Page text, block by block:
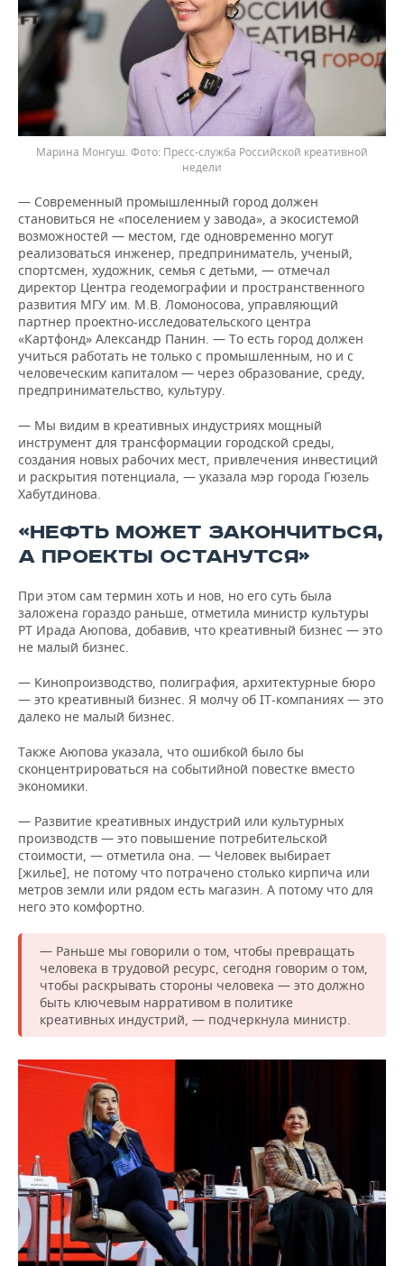
Марина Монгуш.
Пресс-служба Российской креативной
недели
— Современный промышленный город должен
становиться не «поселением у завода», а экосистемой
возможностей — местом, где одновременно могут
реализоваться инженер, предприниматель, ученый,
спортсмен, художник, семья с детьми, — отмечал
директор Центра геодемографии и пространственного
развития МГУ им. М.В. Ломоносова, управляющий
партнер проектно-исследовательского центра
«Картфонд» Александр Панин. — То есть город должен
учиться работать не только с промышленным, но и с
человеческим капиталом — через образование, среду,
предпринимательство, культуру.
— Мы видим в креативных индустриях мощный
инструмент для трансформации городской среды,
создания новых рабочих мест, привлечения инвестиций
и раскрытия потенциала, — указала мэр города Гюзель
Хабутдинова.
«НЕФТЬ МОЖЕТ ЗАКОНЧИТЬСЯ,
А ПРОЕКТЫ ОСТАНУТСЯ»
При этом сам термин хоть и нов, но его суть была
заложена гораздо раньше, отметила министр культуры
РТ Ирада Аюпова, добавив, что креативный бизнес — это
не малый бизнес.
— Кинопроизводство, полиграфия, архитектурные бюро
— это креативный бизнес. Я молчу об IТ-компаниях — это
далеко не малый бизнес.
Также Аюпова указала, что ошибкой было бы
сконцентрироваться на событийной повестке вместо
экономики.
— Развитие креативных индустрий или культурных
производств — это повышение потребительской
стоимости, — отметила она. — Человек выбирает
[жилье], не потому что потрачено столько кирпича или
метров земли или рядом есть магазин. А потому что для
него это комфортно.
— Раньше мы говорили о том, чтобы превращать
человека в трудовой ресурс, сегодня говорим о том,
чтобы раскрывать стороны человека — это должно
быть ключевым нарративом в политике
креативных индустрий, — подчеркнула министр.